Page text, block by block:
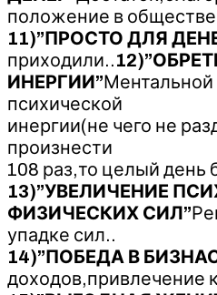
положение в
11)”ПРОСТО ДЛЯ
приходили..
ИНЕРГИИ”
психической
инергии(не чего не
произнести
108 раз,то целый день
13)”УВЕЛИЧЕНИЕ
ФИЗИЧЕСКИХ СИЛ”
упадке сил..
14)”ПОБЕДА В
доходов,привлечение